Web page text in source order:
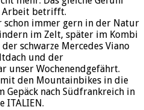
Arbeit betrifft.
schon immer gern in der Natur
im Zelt, später im Kombi
schwarze Mercedes Viano
und der
unser Wochenendgefährt.
den Mountainbikes in die
Gepäck nach Südfrankreich in
ITALIEN.